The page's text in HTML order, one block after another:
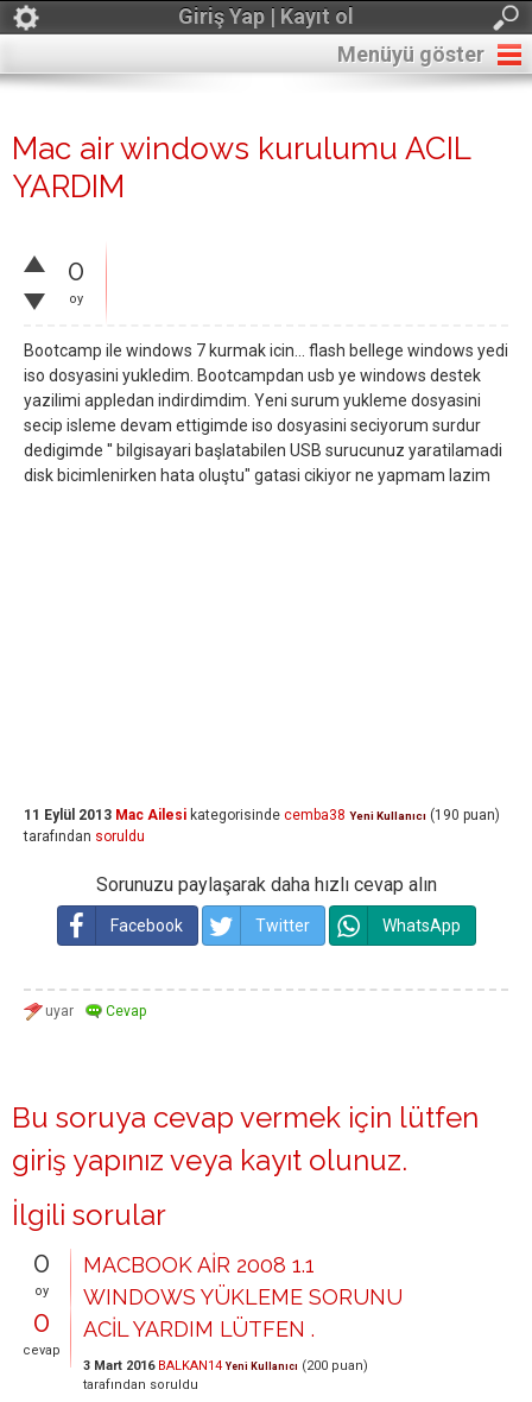
Giriş Yap | Kayıt ol
Menüyü göster
Mac air windows kurulumu ACIL
YARDIM
0
oy
Bootcamp ile windows 7 kurmak icin... flash bellege windows yedi
iso dosyasini yukledim. Bootcampdan usb ye windows destek
yazilimi appledan indirdimdim. Yeni surum yukleme dosyasini
secip isleme devam ettigimde iso dosyasini seciyorum surdur
dedigimde '' bilgisayari başlatabilen USB surucunuz yaratilamadi
disk bicimlenirken hata oluştu" gatasi cikiyor ne yapmam lazim
11 Eylül 2013 Mac Ailesi kategorisinde cemba38 Yeni Kullanıcı (190 puan)
tarafından soruldu
Sorunuzu paylaşarak daha hızlı cevap alın
Facebook Twitter WhatsApp
Bu soruya cevap vermek için lütfen
giriş yapınız veya kayıt olunuz.
İlgili sorular
0
oy
0
cevap
MACBOOK AİR 2008 1.1
WINDOWS YÜKLEME SORUNU
ACİL YARDIM LÜTFEN .
3 Mart 2016 BALKAN14 Yeni Kullanıcı (200 puan)
tarafından soruldu